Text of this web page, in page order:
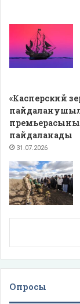
«Касперский
пайдаланады
31.07.2026
Опросы